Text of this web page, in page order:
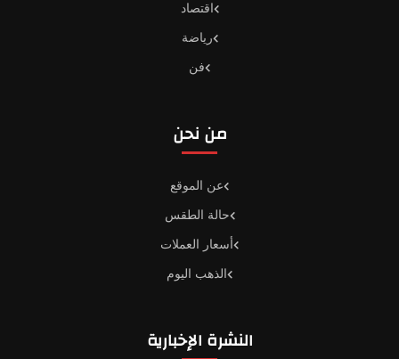
اقتصاد
رياضة
فن
من نحن
عن الموقع
حالة الطقس
أسعار العملات
الذهب اليوم
النشرة الإخبارية